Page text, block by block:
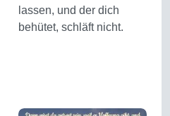
lassen, und der dich
behütet, schläft nicht.